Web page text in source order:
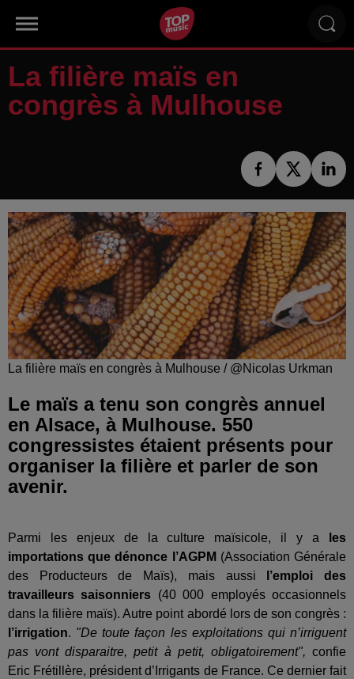
La filière maïs en
congrès à Mulhouse
La filière maïs en congrès à Mulhouse / @Nicolas Urkman
Le maïs a tenu son congrès annuel
en Alsace, à Mulhouse. 550
congressistes étaient présents pour
organiser la filière et parler de son
avenir.
Parmi les enjeux de la culture maïsicole, il y a
les
importations que dénonce l’AGPM (Association Générale
des Producteurs de Maïs), mais aussi
l’emploi des
travailleurs saisonniers (40 000 employés occasionnels
dans la filière maïs). Autre point abordé lors de son congrès :
l’irrigation. "De toute façon les exploitations qui n’irriguent
pas vont disparaitre, petit à petit, obligatoirement", confie
Eric Frétillère, président d’Irrigants de France. Ce dernier fait